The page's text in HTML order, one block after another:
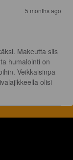
5 months ago
Makeutta siis
humalointi on
Veikkaisinpa
olisi